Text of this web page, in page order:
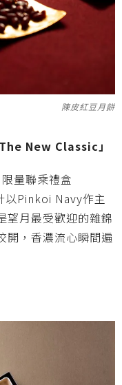
陳皮紅豆月餅
New Classic」
量聯乘禮盒
Pinkoi Navy作主
望月最受歡迎的雜錦
開，香濃流心瞬間遍